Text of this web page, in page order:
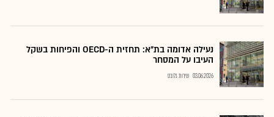
נעילה אדומה בת"א: תחזית ה-OECD והפיחות בשקל
העיבו על המסחר
03.06.2026 שירות גלובס